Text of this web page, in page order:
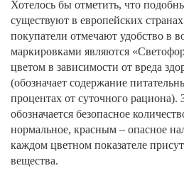
Хотелось бы отметить, что
существуют в европейских
покупатели отмечают удобство в
маркировками являются
цветом в зависимости от вреда
(обозначает содержание
процентах от суточного
обозначается безопасное
нормальное, красным – опасное
каждом цветном показателе
вещества.